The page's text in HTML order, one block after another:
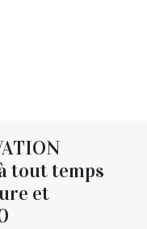
tout temps
et